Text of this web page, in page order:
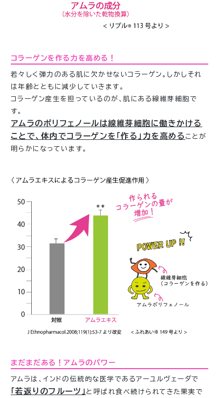
コラーゲンを作る力を高める！
若々しく弾力のある肌に欠かせないコラーゲン。しかしそれ
は年齢とともに減少していきます。
コラーゲン産生を担っているのが、肌にある線維芽細胞で
す。
アムラのポリフェノールは線維芽細胞に働きかける
ことで、体内でコラーゲンを「作る」力を高める ことが
明らかになっています。
まだまだある！アムラのパワー
アムラは、インドの伝統的な医学であるアーユルヴェーダで
「若返りのフルーツ」 と呼ばれ食べ続けられてきた果実で